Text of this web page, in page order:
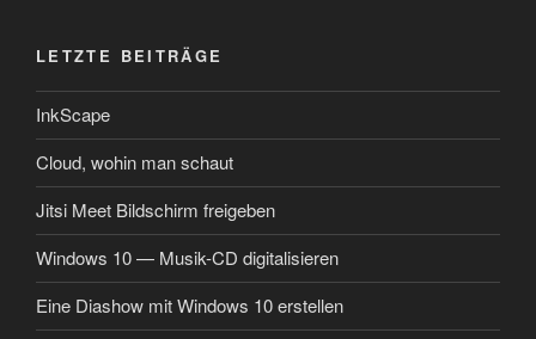
LETZTE BEITRÄGE
InkScape
Cloud, wohin man schaut
Jitsi Meet Bildschirm freigeben
Windows 10 — Musik-CD digitalisieren
Eine Diashow mit Windows 10 erstellen